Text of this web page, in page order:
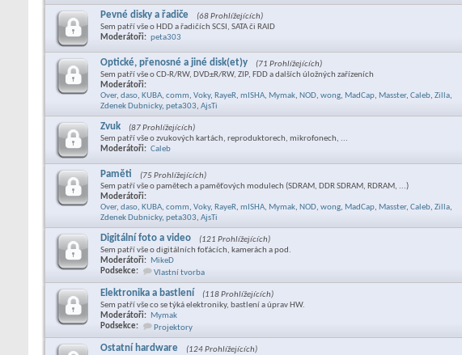
Pevné disky a řadiče
(68 Prohlížejících)
Sem patří vše o HDD a řadičích SCSI, SATA či RAID
Moderátoři: peta303
Optické, přenosné a jiné disk(et)y
(71 Prohlížejících)
Sem patří vše o CD-R/RW, DVD±R/RW, ZIP, FDD a dalších úložných zařízeních
Moderátoři:
Over, daso, KUBA, comm, Voky, RayeR, mISHA, Mymak, NOD, wong, MadCap, Masster, Caleb, Zilla,
Zdenek Dubnicky, peta303, AjsTi
Zvuk
(87 Prohlížejících)
Sem patří vše o zvukových kartách, reproduktorech, mikrofonech, ...
Moderátoři: Caleb
Paměti
(75 Prohlížejících)
Sem patří vše o pamětech a paměťových modulech (SDRAM, DDR SDRAM, RDRAM, ...)
Moderátoři:
Over, daso, KUBA, comm, Voky, RayeR, mISHA, Mymak, NOD, wong, MadCap, Masster, Caleb, Zilla,
Zdenek Dubnicky, peta303, AjsTi
Digitální foto a video
(121 Prohlížejících)
Sem patří vše o digitálních foťácích, kamerách a pod.
Moderátoři: MikeD
Podsekce:
Vlastní tvorba
Elektronika a bastlení
(118 Prohlížejících)
Sem patří vše co se týká elektroniky, bastlení a úprav HW.
Moderátoři: Mymak
Podsekce:
Projektory
Ostatní hardware
(124 Prohlížejících)